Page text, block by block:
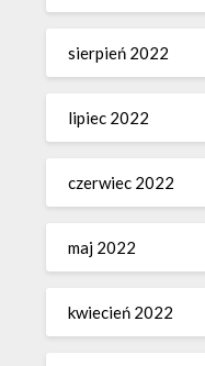
sierpień 2022
lipiec 2022
czerwiec 2022
maj 2022
kwiecień 2022